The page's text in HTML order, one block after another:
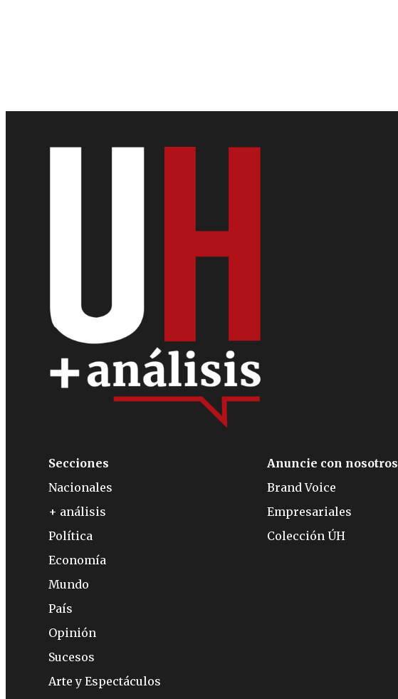
Secciones
Nacionales
+ análisis
Política
Economía
Mundo
País
Opinión
Sucesos
Arte y Espectáculos
Anuncie con nosotros
Brand Voice
Empresariales
Colección ÚH